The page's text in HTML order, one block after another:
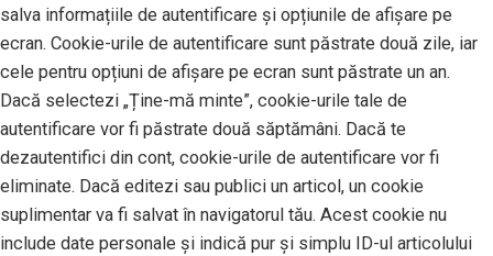
salva informațiile de autentificare și opțiunile de afișare pe
ecran. Cookie-urile de autentificare sunt păstrate două zile, iar
cele pentru opțiuni de afișare pe ecran sunt păstrate un an.
Dacă selectezi „Ține-mă minte”, cookie-urile tale de
autentificare vor fi păstrate două săptămâni. Dacă te
dezautentifici din cont, cookie-urile de autentificare vor fi
eliminate. Dacă editezi sau publici un articol, un cookie
suplimentar va fi salvat în navigatorul tău. Acest cookie nu
include date personale și indică pur și simplu ID-ul articolului